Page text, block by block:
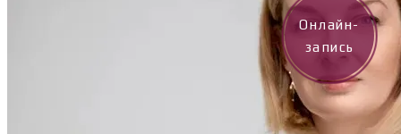
Онлайн-
запись